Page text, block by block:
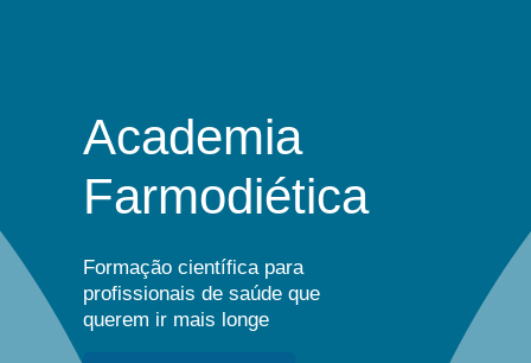
Academia
Farmodiética
Formação científica para
profissionais de saúde que
querem ir mais longe